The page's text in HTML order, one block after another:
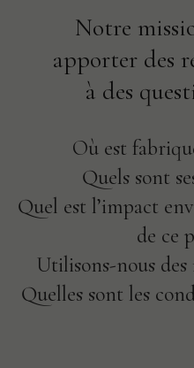
Notre
apporter des
à des
Où est
Quels sont
Quel est l’impact
de ce
Utilisons-nous
Quelles sont les